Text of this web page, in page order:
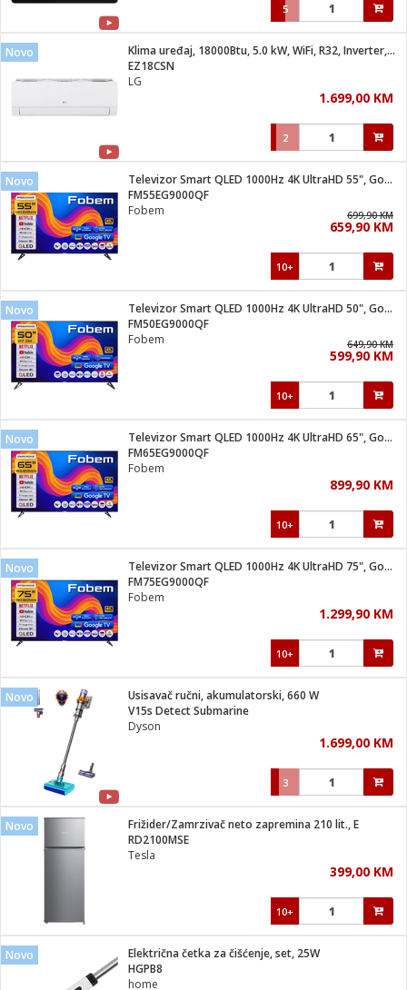
pribor
pribor
Vitrine
Sušilica
za kosu
brijanje
program
pribor
tuš
materijal
i kutije
gorivo
5
Novo
Klima uređaj, 18000Btu, 5.0 kW, WiFi, R32, Inverter, A++/A+
EZ18CSN
LG
1.699,00 KM
2
Novo
Televizor Smart QLED 1000Hz 4K UltraHD 55", Google TV
FM55EG9000QF
Fobem
699,90 KM
659,90 KM
10+
Novo
Televizor Smart QLED 1000Hz 4K UltraHD 50", Google TV
FM50EG9000QF
Fobem
649,90 KM
599,90 KM
10+
Novo
Televizor Smart QLED 1000Hz 4K UltraHD 65", Google TV
FM65EG9000QF
Fobem
899,90 KM
10+
Novo
Televizor Smart QLED 1000Hz 4K UltraHD 75", Google TV
FM75EG9000QF
Fobem
1.299,90 KM
10+
Novo
Usisavač ručni, akumulatorski, 660 W
V15s Detect Submarine
Dyson
1.699,00 KM
3
Novo
Frižider/Zamrzivač neto zapremina 210 lit., E
RD2100MSE
Tesla
399,00 KM
10+
Novo
Električna četka za čišćenje, set, 25W
HGPB8
home